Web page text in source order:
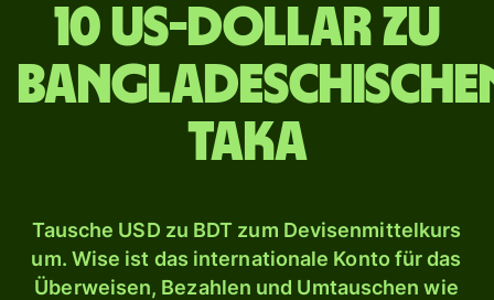
10 US-Dollar zu
Taka
Tausche USD zu BDT zum Devisenmittelkurs
um. Wise ist das internationale Konto für das
Überweisen, Bezahlen und Umtauschen wie